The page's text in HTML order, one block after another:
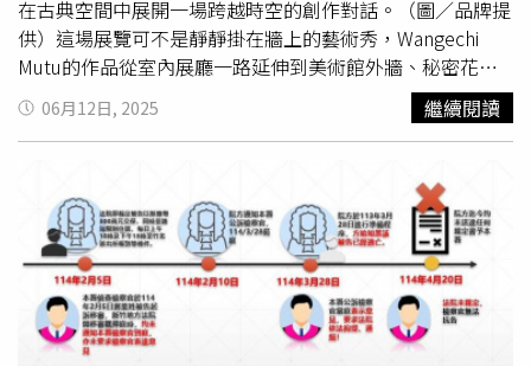
在古典空間中展開一場跨越時空的創作對話。（圖／品牌提
供）這場展覽可不是靜靜掛在牆上的藝術秀，Wangechi
Mutu的作品從室內展廳一路延伸到美術館外牆、秘密花
園，融合懸浮、解構與重組，挑戰古典權威、重構神話敘
事，宛如一場視覺版的詩集，野性與靈性同時綻放。（圖／
品牌提供）為歡慶這項由 FENDI 贊助，作為品牌與美術館
長期合作計畫其中一環的盛事，藝術家本人攜手 FENDI 創
作出獨一無二的 WangechiMutu x FENDI Peekaboo 包，這
只不只是包，是一件「會呼吸的雕塑」。（圖／品牌提供）
以金箔、多媒材拼接出她心中兩座神聖山脈—恩貢山丘與肯
亞山峰，袋內更伸出象徵生命力的木枝裝置，打開瞬間，像
自然在包中破土而出，夢幻又帶點神祕魔力。（圖／品牌提
供）Wangechi Mutu 表示：「FENDI 的 Peekaboo 包幾何
06月12日, 2025 繼續閱讀